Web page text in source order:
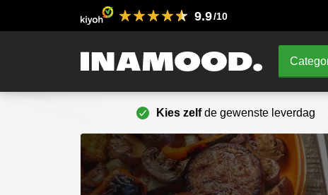
9.9/10
Kies zelfde gewenste leverdag